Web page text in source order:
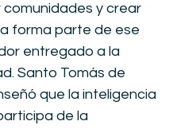
comunidades y crear
forma parte de ese
entregado a la
Santo Tomás de
que la inteligencia
de la